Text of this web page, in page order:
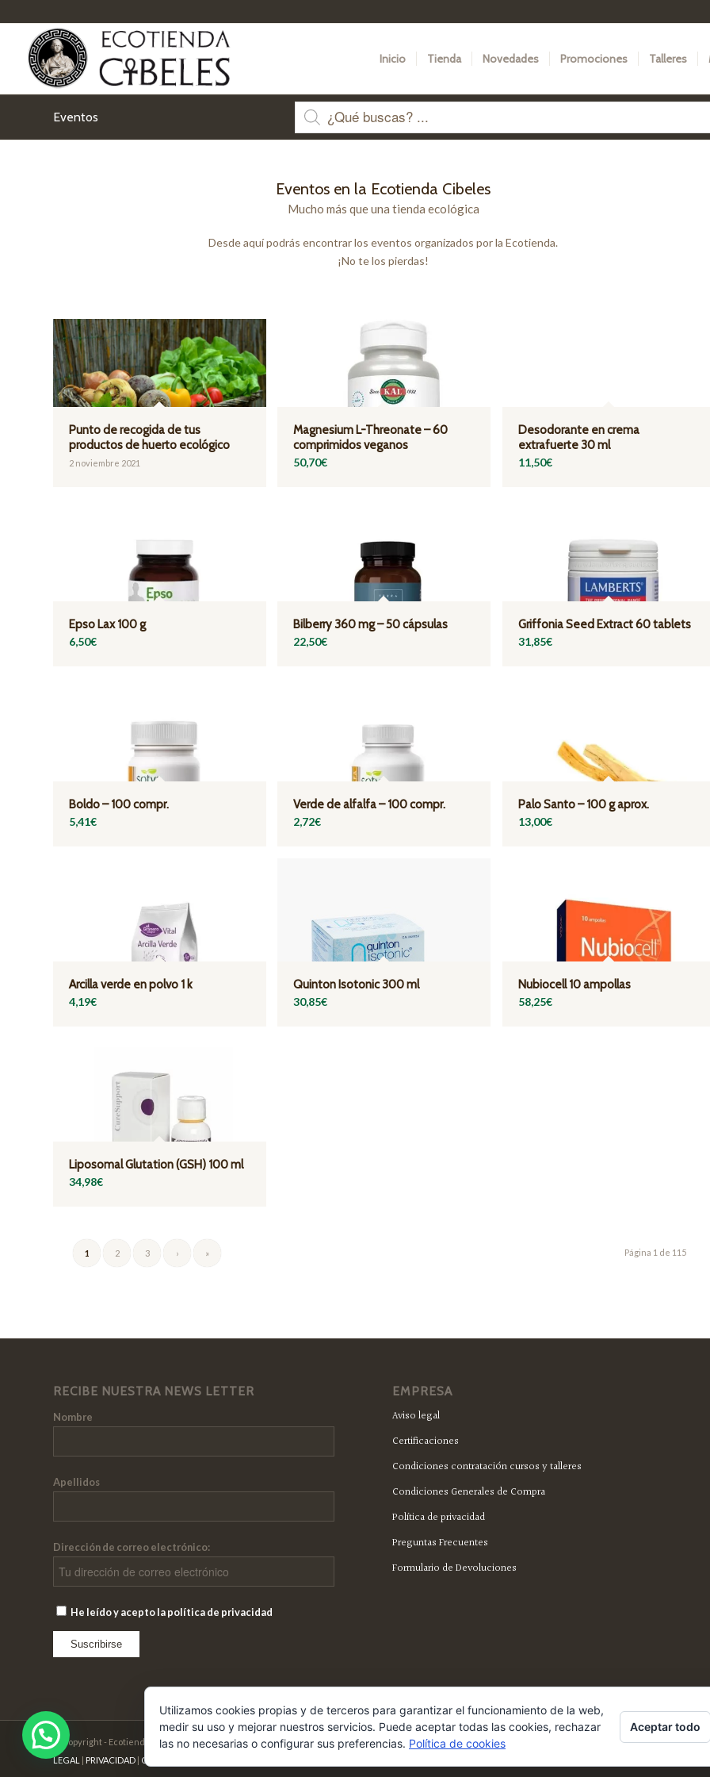
Inicio Tienda Novedades Promociones Talleres
Eventos
Eventos en la Ecotienda Cibeles
Mucho más que una tienda ecológica
Desde aquí podrás encontrar los eventos organizados por la Ecotienda.
¡No te los pierdas!
Punto de recogida de tus
productos de huerto ecológico
2 noviembre 2021
Magnesium L-Threonate – 60
comprimidos veganos
50,70€
Desodorante en crema
extrafuerte 30 ml
11,50€
Epso Lax 100 g
6,50€
Bilberry 360 mg – 50 cápsulas
22,50€
Griffonia Seed Extract 60 tablets
31,85€
Boldo – 100 compr.
5,41€
Verde de alfalfa – 100 compr.
2,72€
Palo Santo – 100 g aprox.
13,00€
Arcilla verde en polvo 1 k
4,19€
Quinton Isotonic 300 ml
30,85€
Nubiocell 10 ampollas
58,25€
Liposomal Glutation (GSH) 100 ml
34,98€
Página 1 de 115
1 2 3 › »
RECIBE NUESTRA NEWS LETTER
Nombre
Apellidos
Dirección de correo electrónico:
He leído y acepto la política de privacidad
EMPRESA
Aviso legal
Certificaciones
Condiciones contratación cursos y talleres
Condiciones Generales de Compra
Política de privacidad
Preguntas Frecuentes
Formulario de Devoluciones
© Copyright - Ecotienda Cibeles
LEGAL | PRIVACIDAD | COOKIES
Utilizamos cookies propias y de terceros para garantizar el funcionamiento de la web,
medir su uso y mejorar nuestros servicios. Puede aceptar todas las cookies, rechazar
las no necesarias o configurar sus preferencias. Política de cookies
Aceptar todo